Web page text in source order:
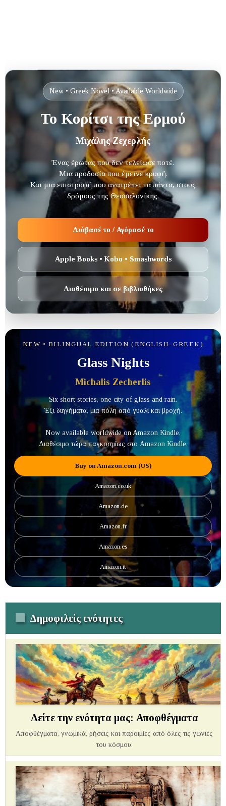
New • Greek Novel • Available Worldwide
Το Κορίτσι της Ερμού
Μιχάλης Ζεχερλής
Ένας έρωτας που δεν τελείωσε ποτέ.
Μια προδοσία που έμεινε κρυφή.
Και μια επιστροφή που ανατρέπει τα πάντα, στους
δρόμους της Θεσσαλονίκης.
Διάβασέ το / Αγόρασέ το
Apple Books • Kobo • Smashwords
Διαθέσιμο και σε βιβλιοθήκες
NEW • BILINGUAL EDITION (ENGLISH–GREEK)
Glass Nights
Michalis Zecherlis
Six short stories, one city of glass and rain.
Έξι διηγήματα, μια πόλη από γυαλί και βροχή.
Now available worldwide on Amazon Kindle.
Διαθέσιμο τώρα παγκοσμίως στο Amazon Kindle.
Buy on Amazon.com (US)
Amazon.co.uk
Amazon.de
Amazon.fr
Amazon.es
Amazon.it
Δημοφιλείς ενότητες
Δείτε την ενότητα μας: Αποφθέγματα
Αποφθέγματα, γνωμικά, ρήσεις και παροιμίες από όλες τις γωνιές
του κόσμου.